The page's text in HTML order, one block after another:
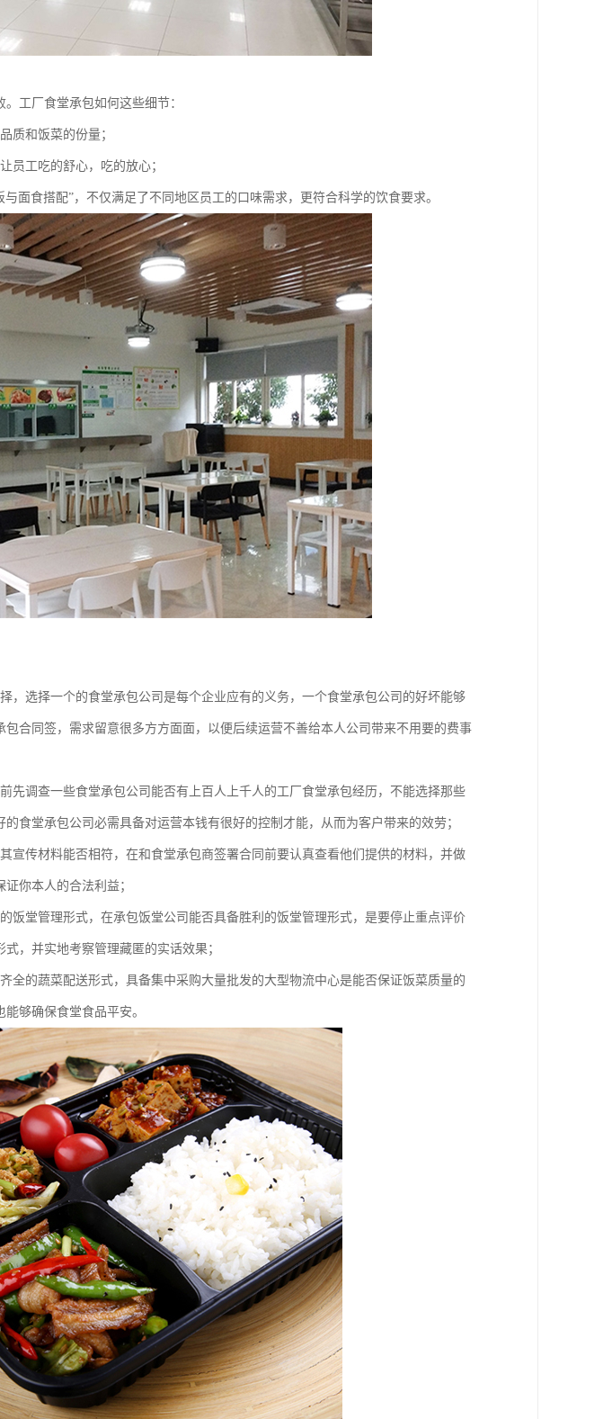
工厂食堂承包如何这些细节：
质和饭菜的份量；
员工吃的舒心，吃的放心；
面食搭配”，不仅满足了不同地区员工的口味需求，更符合科学的饮食要求。
，选择一个的食堂承包公司是每个企业应有的义务，一个食堂承包公司的好坏能够
合同签，需求留意很多方方面面，以便后续运营不善给本人公司带来不用要的费事
先调查一些食堂承包公司能否有上百人上千人的工厂食堂承包经历，不能选择那些
食堂承包公司必需具备对运营本钱有很好的控制才能，从而为客户带来的效劳；
宣传材料能否相符，在和食堂承包商签署合同前要认真查看他们提供的材料，并做
你本人的合法利益；
饭堂管理形式，在承包饭堂公司能否具备胜利的饭堂管理形式，是要停止重点评价
，并实地考察管理藏匿的实话效果；
全的蔬菜配送形式，具备集中采购大量批发的大型物流中心是能否保证饭菜质量的
够确保食堂食品平安。